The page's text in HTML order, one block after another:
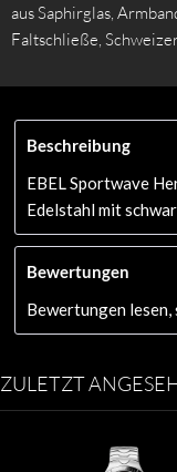
aus Saphirglas,
Faltschließe,
Beschreibung
EBEL Sportwave
Edelstahl mit
Bewertungen
Bewertungen lesen,
ZULETZT